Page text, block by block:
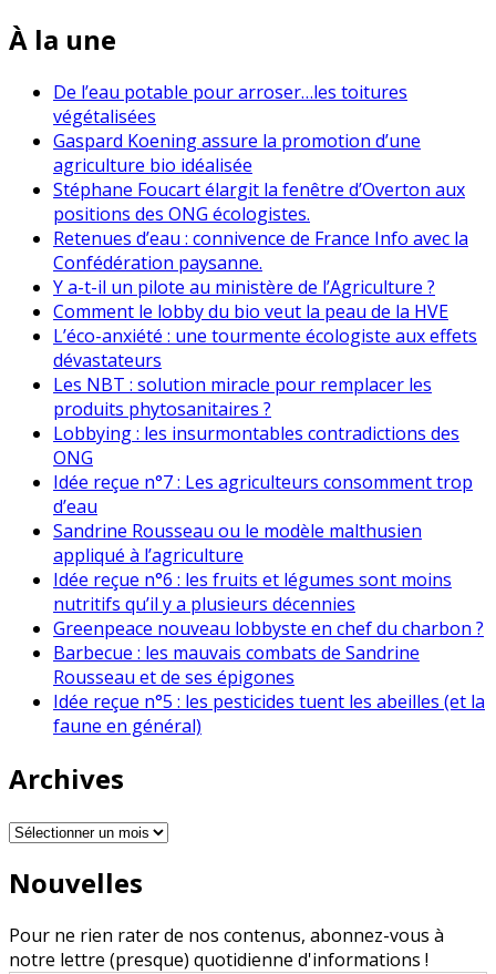
À la une
De l’eau potable pour arroser…les toitures
végétalisées
Gaspard Koening assure la promotion d’une
agriculture bio idéalisée
Stéphane Foucart élargit la fenêtre d’Overton aux
positions des ONG écologistes.
Retenues d’eau : connivence de France Info avec la
Confédération paysanne.
Y a-t-il un pilote au ministère de l’Agriculture ?
Comment le lobby du bio veut la peau de la HVE
L’éco-anxiété : une tourmente écologiste aux effets
dévastateurs
Les NBT : solution miracle pour remplacer les
produits phytosanitaires ?
Lobbying : les insurmontables contradictions des
ONG
Idée reçue n°7 : Les agriculteurs consomment trop
d’eau
Sandrine Rousseau ou le modèle malthusien
appliqué à l’agriculture
Idée reçue n°6 : les fruits et légumes sont moins
nutritifs qu’il y a plusieurs décennies
Greenpeace nouveau lobbyste en chef du charbon ?
Barbecue : les mauvais combats de Sandrine
Rousseau et de ses épigones
Idée reçue n°5 : les pesticides tuent les abeilles (et la
faune en général)
Archives
Archives
Nouvelles
Pour ne rien rater de nos contenus, abonnez-vous à
notre lettre (presque) quotidienne d'informations !